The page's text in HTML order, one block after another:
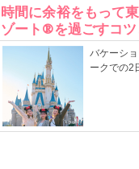
時間に余裕をもって
ゾート®を過ごすコツ
バケーシ
ークでの2